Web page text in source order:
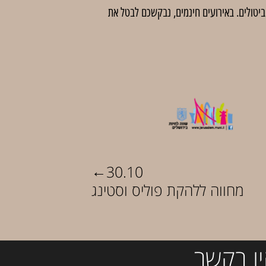
ביטול בסך 5 ₪ לכרטיס. לאחר מועד זה לא יהיו ביטולים. באירועים חינמים, נבקשכם לבטל את
←30.10
מחווה ללהקת פוליס וסטינג
בקשר